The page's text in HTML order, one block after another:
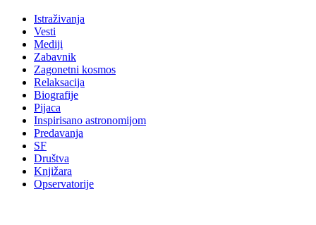
Istraživanja
Vesti
Mediji
Zabavnik
Zagonetni kosmos
Relaksacija
Biografije
Pijaca
Inspirisano astronomijom
Predavanja
SF
Društva
Knjižara
Opservatorije